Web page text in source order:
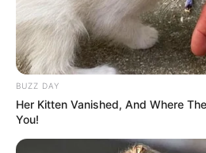
BUZZ DAY
Her Kitten Vanished, And Where
You!